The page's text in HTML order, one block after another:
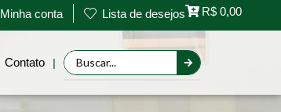
Minha conta Lista de desejos R$ 0,00
Contato |
Retornar a página anterior